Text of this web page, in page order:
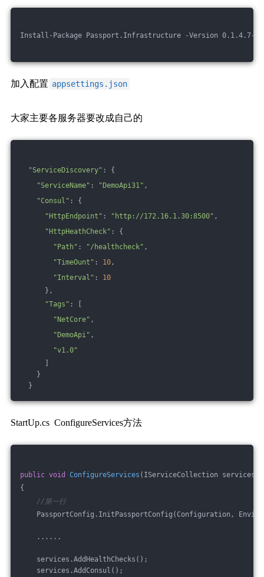
Install-Package Passport.Infrastructure -Version 0.1.4.7-
加入配置 appsettings.json
大家主要各服务器要改成自己的
"ServiceDiscovery" : {
"ServiceName" : "DemoApi31" ,
"Consul" : {
"HttpEndpoint" : "http://172.16.1.30:8500" ,
"HttpHeathCheck" : {
"Path" : "/healthcheck" ,
"TimeOunt" : 10,
"Interval" : 10
},
"Tags" : [
"NetCore" ,
"DemoApi" ,
"v1.0"
}
}
StartUp.cs ConfigureServices方法
public void ConfigureServices ( IServiceCollection services
{
//第一行
PassportConfig.InitPassportConfig(Configuration,
......
services.AddHealthChecks();
services.AddConsul();